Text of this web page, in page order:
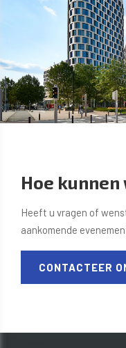
Hoe
Heeft u vragen of
aankomende
CONTACTEER